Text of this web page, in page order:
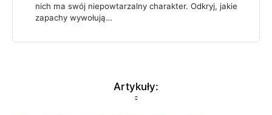
nich ma swój niepowtarzalny charakter. Odkryj, jakie
zapachy wywołują…
Artykuły: